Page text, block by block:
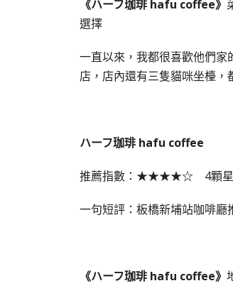
《ハーフ珈琲 hafu coffee》
選擇
一直以來，我都很喜歡他們家
店，店內還有三隻貓咪坐檯，
ハーフ珈琲 hafu coffee
推薦指數：★★★★☆ 4顆星
一句短評：板橋新埔站咖啡
《ハーフ珈琲 hafu coffee》